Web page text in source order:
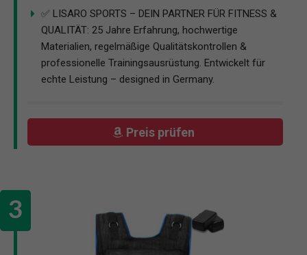
✅ LISARO SPORTS – DEIN PARTNER FÜR FITNESS &
QUALITÄT: 25 Jahre Erfahrung, hochwertige
Materialien, regelmäßige Qualitätskontrollen &
professionelle Trainingsausrüstung. Entwickelt für
echte Leistung – designed in Germany.
Preis prüfen